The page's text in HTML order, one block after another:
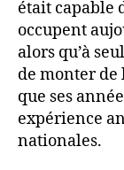
était capable
occupent
alors qu’à
de monter
que ses
expérience
nationales.